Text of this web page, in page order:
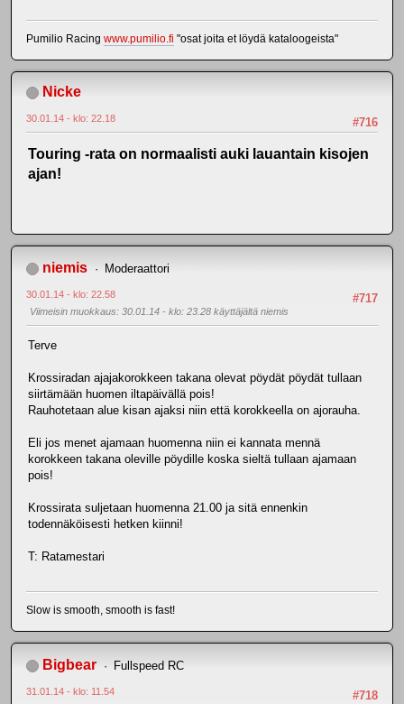
Pumilio Racing www.pumilio.fi "osat joita et löydä kataloogeista"
Nicke
#716
30.01.14 - klo: 22.18
Touring -rata on normaalisti auki lauantain kisojen
ajan!
niemis Moderaattori
#717
30.01.14 - klo: 22.58
Viimeisin muokkaus: 30.01.14 - klo: 23.28 käyttäjältä niemis
Terve
Krossiradan ajajakorokkeen takana olevat pöydät pöydät tullaan
siirtämään huomen iltapäivällä pois!
Rauhotetaan alue kisan ajaksi niin että korokkeella on ajorauha.
Eli jos menet ajamaan huomenna niin ei kannata mennä
korokkeen takana oleville pöydille koska sieltä tullaan ajamaan
pois!
Krossirata suljetaan huomenna 21.00 ja sitä ennenkin
todennäköisesti hetken kiinni!
T: Ratamestari
Slow is smooth, smooth is fast!
Bigbear Fullspeed RC
#718
31.01.14 - klo: 11.54